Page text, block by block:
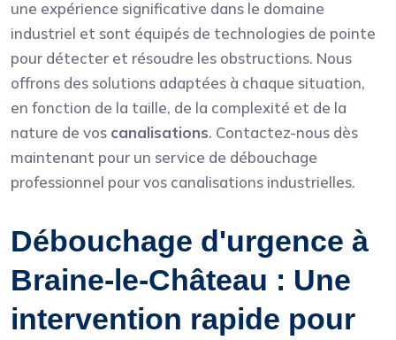
une expérience significative dans le domaine
industriel et sont équipés de technologies de pointe
pour détecter et résoudre les obstructions. Nous
offrons des solutions adaptées à chaque situation,
en fonction de la taille, de la complexité et de la
nature de vos canalisations. Contactez-nous dès
maintenant pour un service de débouchage
professionnel pour vos canalisations industrielles.
Débouchage d'urgence à
Braine-le-Château : Une
intervention rapide pour